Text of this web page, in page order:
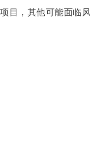
项目，其他可能面临